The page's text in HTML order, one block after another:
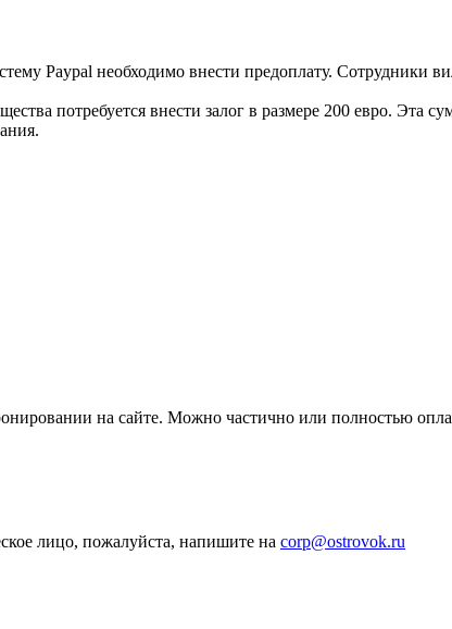
Paypal необходимо внести предоплату. Сотрудники
потребуется внести залог в размере 200 евро. Эта
на сайте. Можно частично или полностью
лицо, пожалуйста, напишите на corp@ostrovok.ru